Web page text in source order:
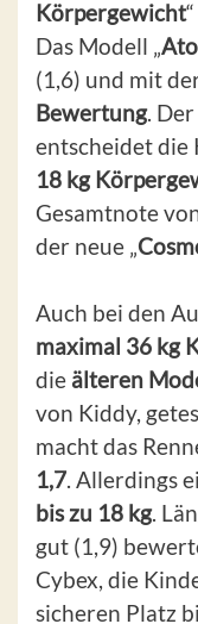
Körpergewicht
Das Modell „
(1,6) und mit
Bewertung. Der
entscheidet die
18 kg
Gesamtnote
der neue „
Auch bei den
maximal 36 kg
die älteren
von Kiddy,
macht das
1,7. Allerdings
bis zu 18 kg.
gut (1,9)
Cybex, die
sicheren Platz